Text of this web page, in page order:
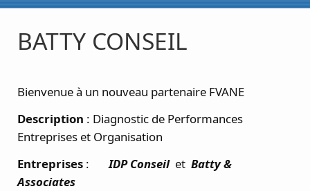
BATTY CONSEIL
Bienvenue à un nouveau partenaire FVANE
Description : Diagnostic de Performances
Entreprises et Organisation
Entreprises :IDP Conseil etBatty &
Associates